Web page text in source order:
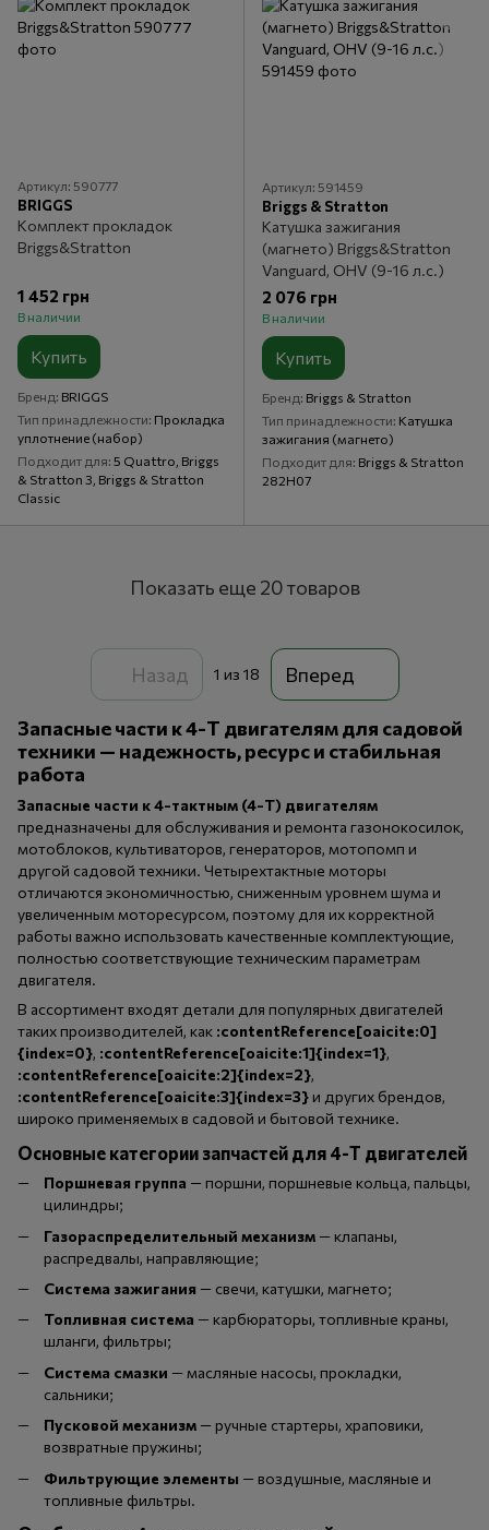
Артикул: 590777
BRIGGS
Комплект прокладок
Briggs&Stratton
1 452 грн
В наличии
Купить
Бренд BRIGGS
Тип принадлежности Прокладка
уплотнение (набор)
Подходит для 5 Quattro, Briggs
& Stratton 3, Briggs & Stratton
Classic
Артикул: 591459
Briggs & Stratton
Катушка зажигания
(магнето) Briggs&Stratton
Vanguard, OHV (9-16 л.с.)
2 076 грн
В наличии
Купить
Бренд Briggs & Stratton
Тип принадлежности Катушка
зажигания (магнето)
Подходит для Briggs & Stratton
282H07
Показать еще 20 товаров
Назад 1 из 18 Вперед
Запасные части к 4-Т двигателям для садовой
техники — надежность, ресурс и стабильная
работа
Запасные части к 4-тактным (4-Т) двигателям
предназначены для обслуживания и ремонта газонокосилок,
мотоблоков, культиваторов, генераторов, мотопомп и
другой садовой техники. Четырехтактные моторы
отличаются экономичностью, сниженным уровнем шума и
увеличенным моторесурсом, поэтому для их корректной
работы важно использовать качественные комплектующие,
полностью соответствующие техническим параметрам
двигателя.
В ассортимент входят детали для популярных двигателей
таких производителей, как :contentReference[oaicite:0]
{index=0}, :contentReference[oaicite:1]{index=1},
:contentReference[oaicite:2]{index=2},
:contentReference[oaicite:3]{index=3}и других брендов,
широко применяемых в садовой и бытовой технике.
Основные категории запчастей для 4-Т двигателей
Поршневая группа — поршни, поршневые кольца, пальцы,
цилиндры;
Газораспределительный механизм — клапаны,
распредвалы, направляющие;
Система зажигания — свечи, катушки, магнето;
Топливная система — карбюраторы, топливные краны,
шланги, фильтры;
Система смазки — масляные насосы, прокладки,
сальники;
Пусковой механизм — ручные стартеры, храповики,
возвратные пружины;
Фильтрующие элементы — воздушные, масляные и
топливные фильтры.